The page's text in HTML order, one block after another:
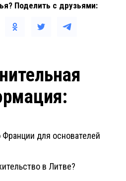
Поделить с друзьями:
для основателей
в Литве?